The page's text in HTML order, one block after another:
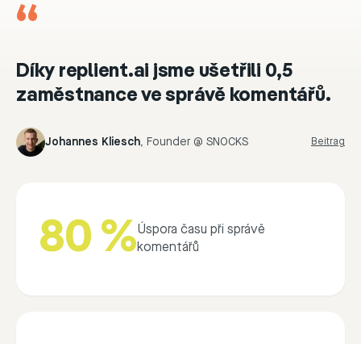
“
Díky replient.ai jsme ušetřili 0,5
zaměstnance ve správě komentářů.
Johannes Kliesch, Founder @ SNOCKS Beitrag
80 %Úspora času při správě
komentářů